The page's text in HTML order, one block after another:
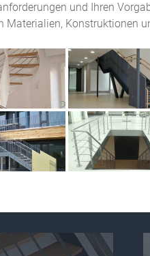
und Ihren
Materialien, Konstruktionen